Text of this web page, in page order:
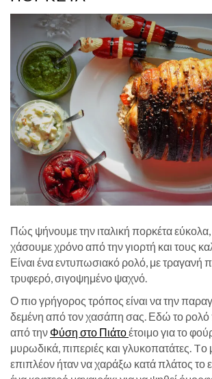
Πώς ψήνουμε την ιταλική πορκέτα
χάσουμε χρόνο από την γιορτή και τους
Είναι ένα εντυπωσιακό ρολό, με τραγανή
τρυφερό, σιγοψημένο ψαχνό.
Ο πιο γρήγορος τρόπος είναι να την
δεμένη από τον χασάπη σας. Εδώ το
από την Φύση στο Πιάτοέτοιμο για το
μυρωδικά, πιπεριές και γλυκοπατάτες.
επιπλέον ήταν να χαράξω κατά πλάτος το